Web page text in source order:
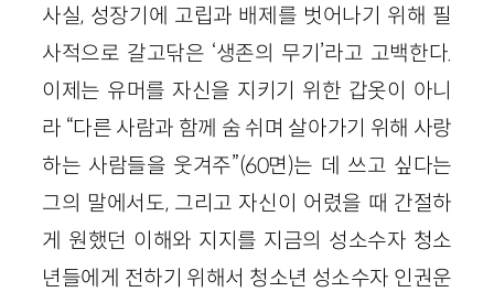
사실, 성장기에 고립과 배제를 벗어나기 위해 필
사적으로 갈고닦은 ‘생존의 무기’라고 고백한다.
이제는 유머를 자신을 지키기 위한 갑옷이 아니
라 “다른 사람과 함께 숨 쉬며 살아가기 위해 사랑
하는 사람들을 웃겨주”(60면)는 데 쓰고 싶다는
그의 말에서도, 그리고 자신이 어렸을 때 간절하
게 원했던 이해와 지지를 지금의 성소수자 청소
년들에게 전하기 위해서 청소년 성소수자 인권운